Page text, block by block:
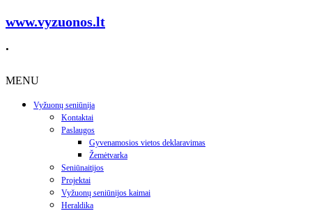
www.vyzuonos.lt
.
MENU
Vyžuonų seniūnija
Kontaktai
Paslaugos
Gyvenamosios vietos deklaravimas
Žemėtvarka
Seniūnaitijos
Projektai
Vyžuonų seniūnijos kaimai
Heraldika